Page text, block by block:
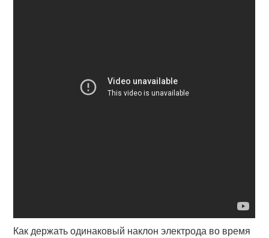
Как держать одинаковый наклон электрода во время